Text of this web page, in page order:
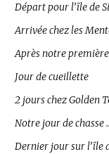
Départ pour l’île de
Arrivée chez les
Après notre
Jour de cueillette
2 jours chez Golden
Notre jour de chasse
Dernier jour sur l’île